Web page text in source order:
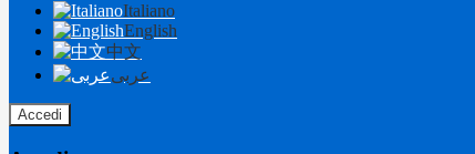
Italiano
English
中文
عربى
Accedi